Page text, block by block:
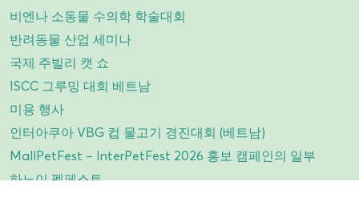
비엔나 소동물 수의학 학술대회
반려동물 산업 세미나
국제 주빌리 캣 쇼
ISCC 그루밍 대회 베트남
미용 행사
인터아쿠아 VBG 컵 물고기 경진대회 (베트남)
MallPetFest – InterPetFest 2026 홍보 캠페인의 일부
하노이 펫페스트